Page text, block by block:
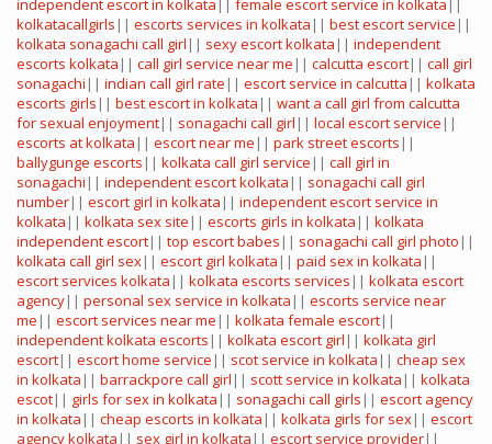
independent escort in kolkata || female escort service in kolkata ||
kolkatacallgirls || escorts services in kolkata || best escort service ||
kolkata sonagachi call girl || sexy escort kolkata || independent
escorts kolkata || call girl service near me || calcutta escort|| call girl
sonagachi || indian call girl rate || escort service in calcutta || kolkata
escorts girls || best escort in kolkata || want a call girl from calcutta
for sexual enjoyment|| sonagachi call girl || local escort service ||
escorts at kolkata || escort near me || park street escorts ||
ballygunge escorts || kolkata call girl service || call girl in
sonagachi || independent escort kolkata || sonagachi call girl
number|| escort girl in kolkata || independent escort service in
kolkata || kolkata sex site || escorts girls in kolkata || kolkata
independent escort|| top escort babes || sonagachi call girl photo ||
kolkata call girl sex|| escort girl kolkata || paid sex in kolkata ||
escort services kolkata || kolkata escorts services || kolkata escort
agency|| personal sex service in kolkata || escorts service near
me || escort services near me || kolkata female escort||
independent kolkata escorts || kolkata escort girl || kolkata girl
escort|| escort home service || scot service in kolkata || cheap sex
in kolkata || barrackpore call girl || scott service in kolkata || kolkata
escot|| girls for sex in kolkata || sonagachi call girls || escort agency
in kolkata || cheap escorts in kolkata || kolkata girls for sex|| escort
agency kolkata || sex girl in kolkata || escort service provider||